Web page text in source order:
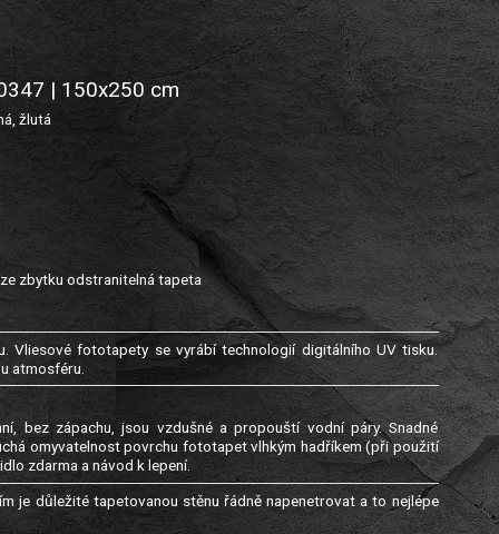
| 150x250 cm
žlutá
zbytku odstranitelná tapeta
Vliesové fototapety se vyrábí technologií digitálního UV tisku.
atmosféru.
bez zápachu, jsou vzdušné a propouští vodní páry. Snadné
omyvatelnost povrchu fototapet vlhkým hadříkem (při použití
zdarma a návod k lepení.
je důležité tapetovanou stěnu řádně napenetrovat a to nejlépe